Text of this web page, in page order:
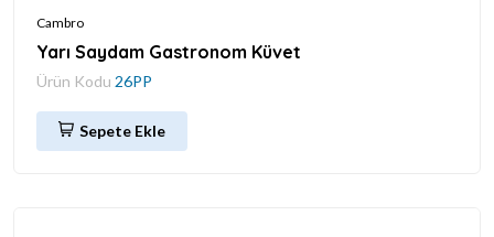
Cambro
Yarı Saydam Gastronom Küvet
Ürün Kodu 26PP
Sepete Ekle